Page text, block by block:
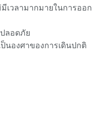
เวลามากมายในการออก
ลอดภัย
นองศาของการเดินปกติ